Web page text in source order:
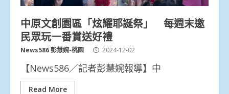
中原文創園區「炫耀耶誕祭」 每週末邀
民眾玩一番賞送好禮
News586 彭慧婉-桃園 2024-12-02
【News586／記者彭慧婉報導】中
Read More